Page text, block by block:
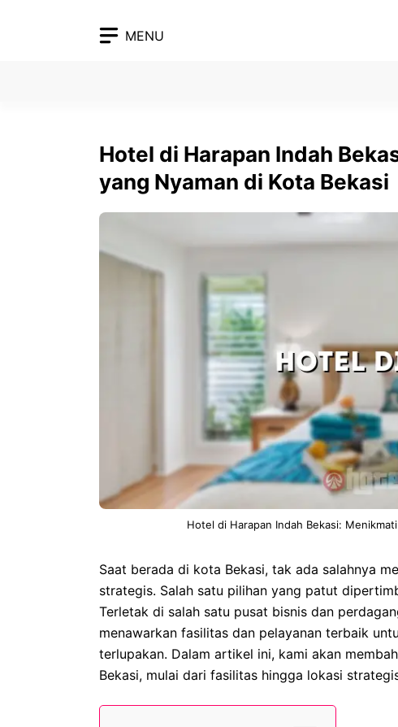
MENU
Hotel di Harapan Indah
yang Nyaman di Kota Bekasi
Hotel di Harapan Indah Bekasi:
Saat berada di kota Bekasi, tak ada salahnya
strategis. Salah satu pilihan yang patut
Terletak di salah satu pusat bisnis dan
menawarkan fasilitas dan pelayanan terbaik
terlupakan. Dalam artikel ini, kami akan
Bekasi, mulai dari fasilitas hingga lokasi